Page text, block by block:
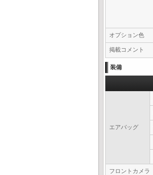
オプション色
掲載コメント
装備
エアバッグ
フロントカメラ